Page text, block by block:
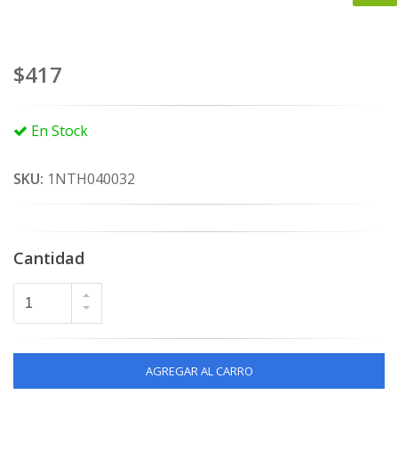
$417
En Stock
SKU: 1NTH040032
Cantidad
AGREGAR AL CARRO